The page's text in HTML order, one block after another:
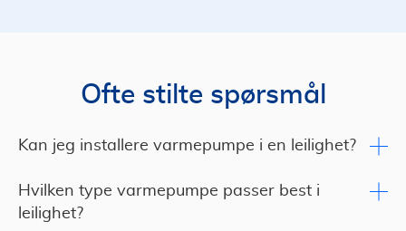
Ofte stilte spørsmål
Kan jeg installere varmepumpe i en leilighet?
Hvilken type varmepumpe passer best i
leilighet?